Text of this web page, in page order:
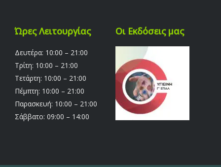
Ώρες Λειτουργίας
Δευτέρα: 10:00 – 21:00
Τρίτη: 10:00 – 21:00
Τετάρτη: 10:00 – 21:00
Πέμπτη: 10:00 – 21:00
Παρασκευή: 10:00 – 21:00
Σάββατο: 09:00 – 14:00
Οι Εκδόσεις μας